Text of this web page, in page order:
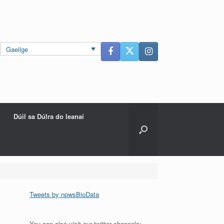
Gaeilge
Dúil sa Dúlra do leanaí
Tweets by npwsBioData